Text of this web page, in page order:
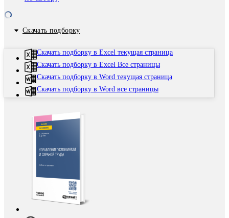
Скачать подборку
Скачать подборку в Excel текущая страница
Скачать подборку в Excel Все страницы
Скачать подборку в Word текущая страница
Скачать подборку в Word все страницы